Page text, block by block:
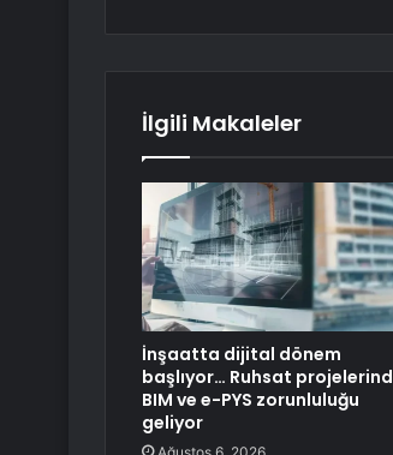
İlgili Makaleler
İnşaatta dijital dönem
başlıyor… Ruhsat
BIM ve e-PYS zorunluluğu
geliyor